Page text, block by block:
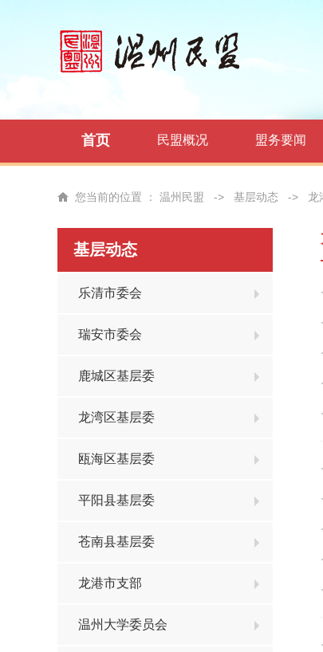
首页 民盟概况 盟务要闻
您当前的位置 ： 温州民盟 -> 基层动态 -> 龙
基层动态
乐清市委会
瑞安市委会
鹿城区基层委
龙湾区基层委
瓯海区基层委
平阳县基层委
苍南县基层委
龙港市支部
温州大学委员会
·
·
·
·
·
·
·
·
·
·
·